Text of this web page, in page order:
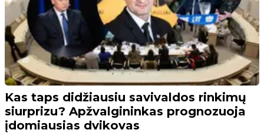
Kas taps didžiausiu savivaldos rinkimų
siurprizu? Apžvalgininkas prognozuoja
įdomiausias dvikovas